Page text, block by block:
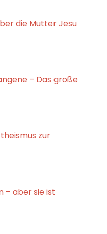
die Mutter Jesu
– Das große
zur
– aber sie ist